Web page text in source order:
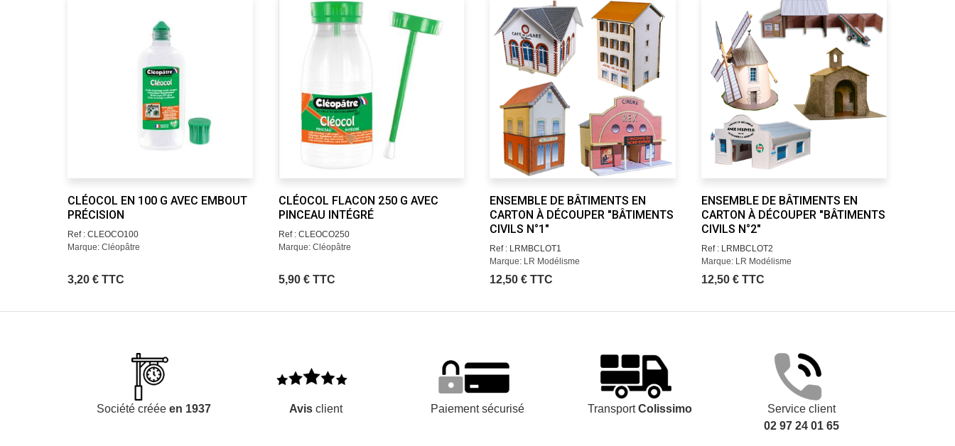
CLÉOCOL EN 100 G AVEC EMBOUT
PRÉCISION
Ref : CLEOCO100
Marque: Cléopâtre
3,20 € TTC
CLÉOCOL FLACON 250 G AVEC
PINCEAU INTÉGRÉ
Ref : CLEOCO250
Marque: Cléopâtre
5,90 € TTC
ENSEMBLE DE BÂTIMENTS EN
CARTON À DÉCOUPER "BÂTIMENTS
CIVILS N°1"
Ref : LRMBCLOT1
Marque: LR Modélisme
12,50 € TTC
ENSEMBLE DE BÂTIMENTS EN
CARTON À DÉCOUPER "BÂTIMENTS
CIVILS N°2"
Ref : LRMBCLOT2
Marque: LR Modélisme
12,50 € TTC
Société créée en 1937 Avisclient Paiement sécurisé TransportColissimo
Service client
02 97 24 01 65